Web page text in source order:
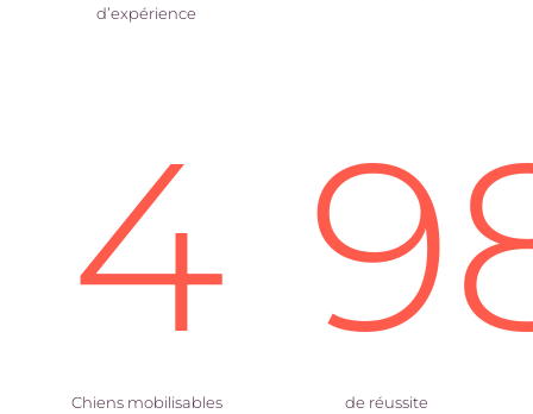
d’expérience
4
Chiens mobilisables de réussite